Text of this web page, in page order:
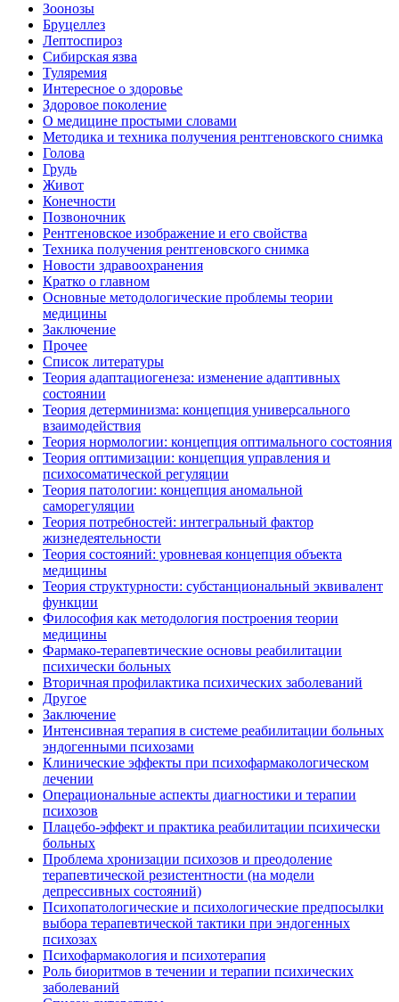
Зоонозы
Бруцеллез
Лептоспироз
Сибирская язва
Туляремия
Интересное о здоровье
Здоровое поколение
О медицине простыми словами
Методика и техника получения рентгеновского снимка
Голова
Грудь
Живот
Конечности
Позвоночник
Рентгеновское изображение и его свойства
Техника получения рентгеновского снимка
Новости здравоохранения
Кратко о главном
Основные методологические проблемы теории
медицины
Заключение
Прочее
Список литературы
Теория адаптациогенеза: изменение адаптивных
состоянии
Теория детерминизма: концепция универсального
взаимодействия
Теория нормологии: концепция оптимального состояния
Теория оптимизации: концепция управления и
психосоматической регуляции
Теория патологии: концепция аномальной
саморегуляции
Теория потребностей: интегральный фактор
жизнедеятельности
Теория состояний: уровневая концепция объекта
медицины
Теория структурности: субстанциональный эквивалент
функции
Философия как методология построения теории
медицины
Фармако-терапевтические основы реабилитации
психически больных
Вторичная профилактика психических заболеваний
Другое
Заключение
Интенсивная терапия в системе реабилитации больных
эндогенными психозами
Клинические эффекты при психофармакологическом
лечении
Операциональные аспекты диагностики и терапии
психозов
Плацебо-эффект и практика реабилитации психически
больных
Проблема хронизации психозов и преодоление
терапевтической резистентности (на модели
депрессивных состояний)
Психопатологические и психологические предпосылки
выбора терапевтической тактики при эндогенных
психозах
Психофармакология и психотерапия
Роль биоритмов в течении и терапии психических
заболеваний